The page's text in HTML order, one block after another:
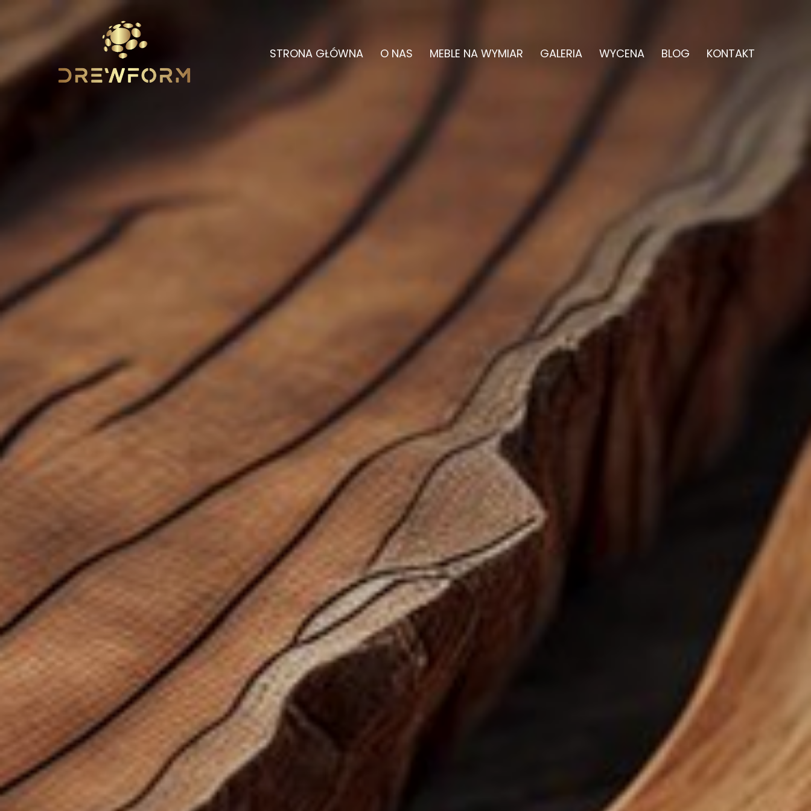
STRONA GŁÓWNA O NAS MEBLE NA WYMIAR GALERIA WYCENA BLOG KONTAKT